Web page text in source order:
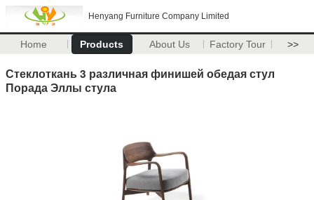
Henyang Furniture Company Limited
Home Products About Us Factory Tour >>
Стеклоткань 3 различная финишей обедая стул
Порада Эллы стула